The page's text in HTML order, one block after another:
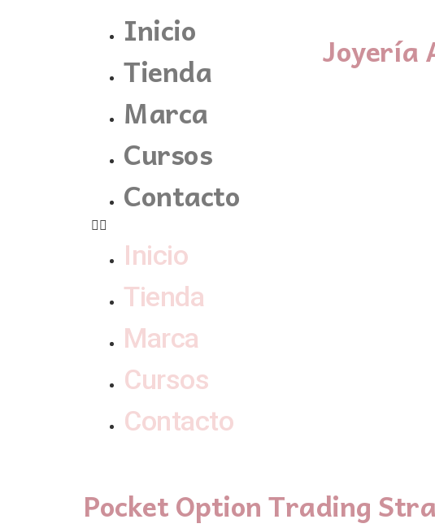
Inicio
Tienda
Marca
Cursos
Contacto
Inicio
Tienda
Marca
Cursos
Contacto
Joyería
Pocket Option Trading